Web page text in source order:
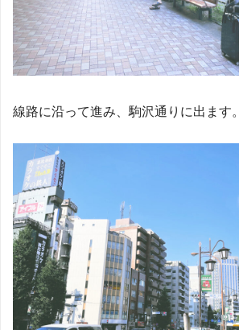
線路に沿って進み、駒沢通りに出ます。